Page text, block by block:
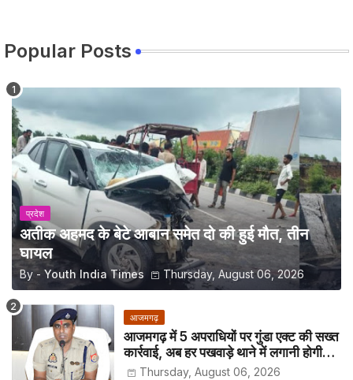
Popular Posts
प्रदेश
अतीक अहमद के बेटे आबान समेत दो की हुई मौत, तीन
घायल
By - Youth India Times Thursday, August 06, 2026
आजमगढ़
आजमगढ़ में 5 अपराधियों पर गुंडा एक्ट की सख्त
कार्रवाई, अब हर पखवाड़े थाने में लगानी होगी
हाजिरीThursday, August 06, 2026